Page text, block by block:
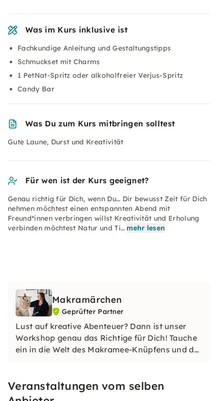
Was im Kurs inklusive ist
Fachkundige Anleitung und Gestaltungstipps
Schmuckset mit Charms
1 PetNat-Spritz oder alkoholfreier Verjus-Spritz
Candy Bar
Was Du zum Kurs mitbringen solltest
Gute Laune, Durst und Kreativität
Für wen ist der Kurs geeignet?
Genau richtig für Dich, wenn Du… Dir bewusst Zeit für Dich
nehmen möchtest einen entspannten Abend mit
Freund*innen verbringen willst Kreativität und Erholung
verbinden möchtest Natur und Ti… mehr lesen
Makramärchen
Geprüfter Partner
Lust auf kreative Abenteuer? Dann ist unser
Workshop genau das Richtige für Dich! Tauche
ein in die Welt des Makramee-Knüpfens und der
Deiner Fantasie freien Lauf und erschaffe
einzigartige Kunstwerke.
Veranstaltungen vom selben